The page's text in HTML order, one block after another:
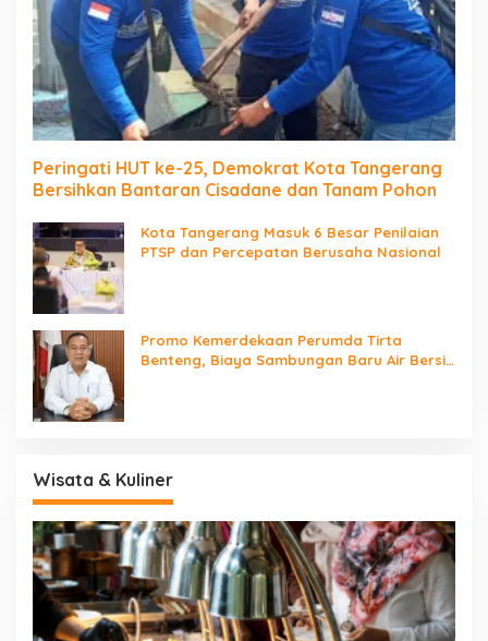
Peringati HUT ke-25, Demokrat Kota Tangerang
Bersihkan Bantaran Cisadane dan Tanam Pohon
Kota Tangerang Masuk 6 Besar Penilaian
PTSP dan Percepatan Berusaha Nasional
Promo Kemerdekaan Perumda Tirta
Benteng, Biaya Sambungan Baru Air Bersih
Wisata & Kuliner